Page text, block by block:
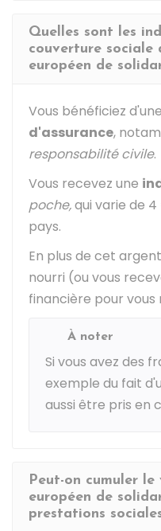
Quelles sont les
couverture sociale
européen de
Vous bénéficiez d'une
d'assurance,
responsabilité civile.
Vous recevez une
poche,qui varie de 4
pays.
En plus de cet
nourri (ou vous
financière pour vous
À noter
Si vous avez des
exemple du fait
aussi être pris en
Peut-on cumuler
européen de
prestations